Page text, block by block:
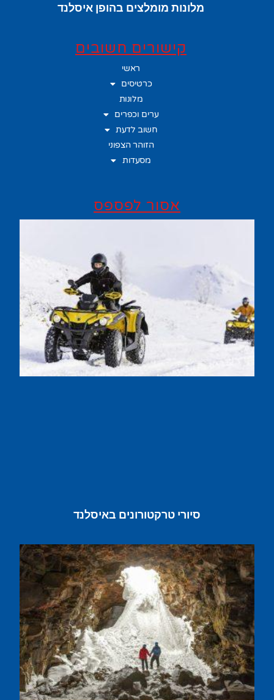
מלונות מומלצים בהופן איסלנד
קישורים חשובים
ראשי
כרטיסים
מלונות
ערים וכפרים
חשוב לדעת
הזוהר הצפוני
מסעדות
אסור לפספס
סיורי טרקטורונים באיסלנד